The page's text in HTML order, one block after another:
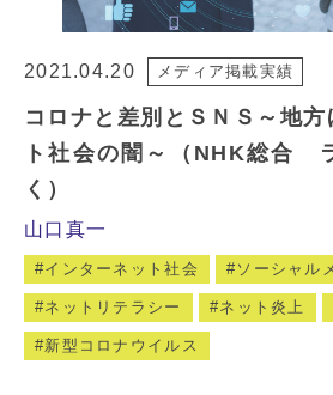
2021.04.20 メディア掲載実績
コロナと差別とＳＮＳ～地
ト社会の闇～（NHK総合
く）
山口真一
インターネット社会 ソーシャル
ネットリテラシー ネット炎上
新型コロナウイルス